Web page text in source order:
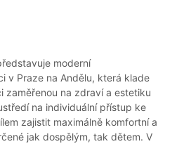
moderní
v Praze na Andělu, která klade
zaměřenou na zdraví a estetiku
na individuální přístup ke
zajistit maximálně komfortní a
jak dospělým, tak dětem. V